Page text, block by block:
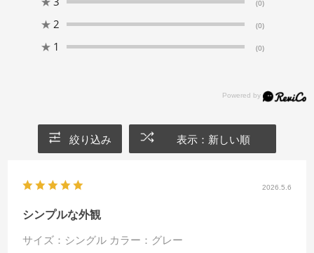
(0)
★ 2 (0)
★ 1 (0)
絞り込み 表示：新しい順
2026.5.6
シンプルな外観
サイズ：シングル カラー：グレー